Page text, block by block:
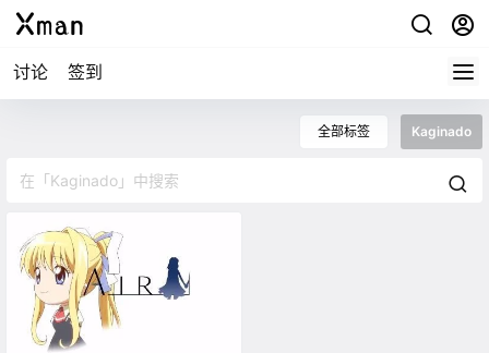
讨论 签到
全部标签 Kaginado